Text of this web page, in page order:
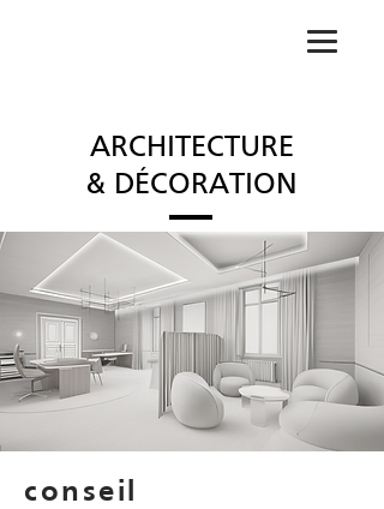
ARCHITECTURE
& DÉCORATION
conseil